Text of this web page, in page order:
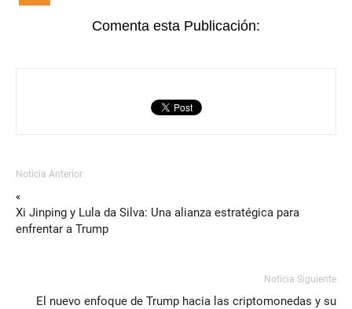
Comenta esta Publicación:
Noticia Anterior
«
Xi Jinping y Lula da Silva: Una alianza estratégica para
enfrentar a Trump
Noticia Siguiente
El nuevo enfoque de Trump hacia las criptomonedas y su